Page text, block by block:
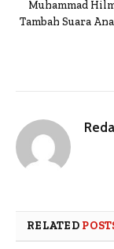
Muhammad
Tambah Suara
RELATED